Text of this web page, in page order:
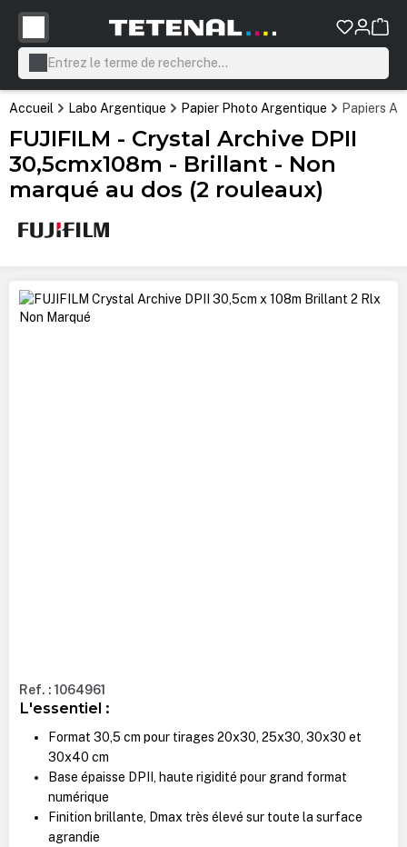
principal
Accueil Labo Argentique Papier Photo Argentique Papiers
FUJIFILM - Crystal Archive DPII
30,5cmx108m - Brillant - Non
marqué au dos (2 rouleaux)
Ignorer la galerie d'images
Ref. : 1064961
L'essentiel :
Format 30,5 cm pour tirages 20x30, 25x30, 30x30 et
30x40 cm
Base épaisse DPII, haute rigidité pour grand format
numérique
Finition brillante, Dmax très élevé sur toute la surface
agrandie